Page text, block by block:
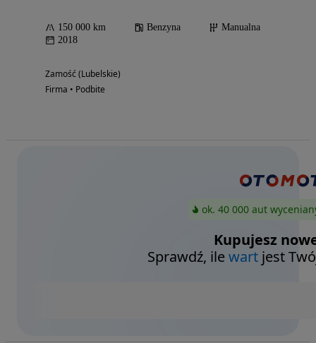
150 000 km Benzyna
Manualna
2018
Zamość (Lubelskie)
Firma • Podbite
ok. 40 000 aut
Kupujesz
Sprawdź, ilewart jest